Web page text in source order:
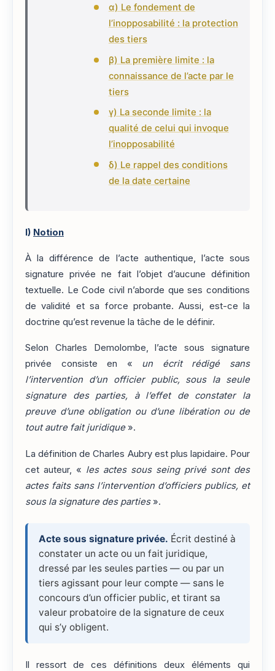
α) Le fondement de
l’inopposabilité : la protection
des tiers
β) La première limite : la
connaissance de l’acte par le
tiers
γ) La seconde limite : la
qualité de celui qui invoque
l’inopposabilité
δ) Le rappel des conditions
de la date certaine
I) Notion
À la différence de l’acte authentique, l’acte sous
signature privée ne fait l’objet d’aucune définition
textuelle. Le Code civil n’aborde que ses conditions
de validité et sa force probante. Aussi, est-ce la
doctrine qu’est revenue la tâche de le définir.
Selon Charles Demolombe, l’acte sous signature
privée consiste en « un écrit rédigé sans
l’intervention d’un officier public, sous la seule
signature des parties, à l’effet de constater la
preuve d’une obligation ou d’une libération ou de
tout autre fait juridique».
La définition de Charles Aubry est plus lapidaire. Pour
cet auteur, « les actes sous seing privé sont des
actes faits sans l’intervention d’officiers publics, et
sous la signature des parties».
Acte sous signature privée. Écrit destiné à
constater un acte ou un fait juridique,
dressé par les seules parties — ou par un
tiers agissant pour leur compte — sans le
concours d’un officier public, et tirant sa
valeur probatoire de la signature de ceux
qui s’y obligent.
Il ressort de ces définitions deux éléments qui